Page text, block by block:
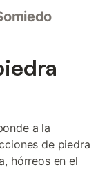
a la
de piedra
hórreos en el